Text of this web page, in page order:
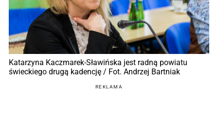
Katarzyna Kaczmarek-Sławińska jest radną powiatu
świeckiego drugą kadencję / Fot. Andrzej Bartniak
REKLAMA